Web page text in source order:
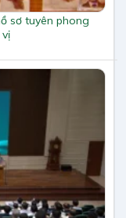
sơ tuyên phong